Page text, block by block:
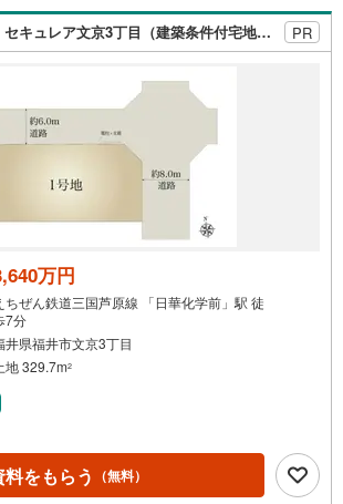
【大和ハウス】セキュレア文京3丁目（建築条件付宅地分譲） PR
万円
ちぜん鉄道三国芦原線 「日華化学前」駅 徒
7分
井県福井市文京3丁目
地 329.7m2
料をもらう （無料）